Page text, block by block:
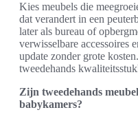
Kies meubels die
dat verandert in een
later als bureau of
verwisselbare accessoires
update zonder grote
tweedehands
Zijn tweedehands
babykamers?